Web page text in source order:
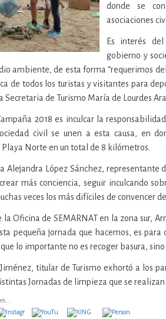
donde se
asociaciones
Es interés
gobierno y
ambiente, de esta forma “requerimos
de todos los turistas y visitantes para
Secretaria de Turismo María de Lourdes
2018 es inculcar la
civil se unen a esta causa, en
Playa Norte en un total de 8 kilómetros.
Alejandra López Sánchez, representante
más conciencia, seguir inculcando
veces los más difíciles de convencer
la Oficina de SEMARNAT en la zona sur,
pequeña jornada que hacemos, es
lo importante no es recoger basura, sino
titular de Turismo exhortó a los
Jornadas de limpieza que se